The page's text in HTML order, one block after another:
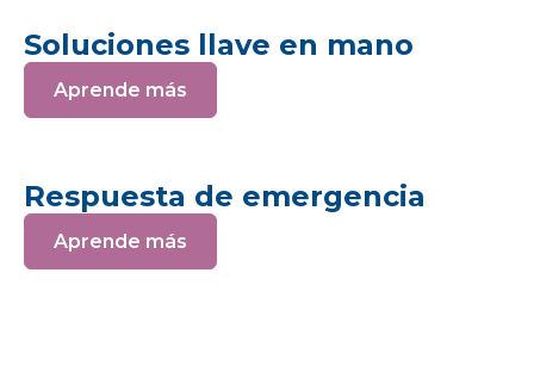
Soluciones llave en mano
Aprende más
Respuesta de emergencia
Aprende más